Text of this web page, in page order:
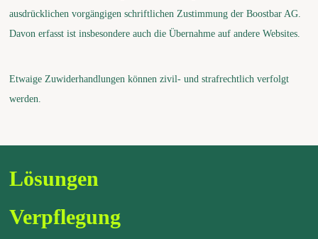
ausdrücklichen vorgängigen schriftlichen Zustimmung der Boostbar AG.
Davon erfasst ist insbesondere auch die Übernahme auf andere Websites.
Etwaige Zuwiderhandlungen können zivil- und strafrechtlich verfolgt
werden.
Lösungen
Verpflegung